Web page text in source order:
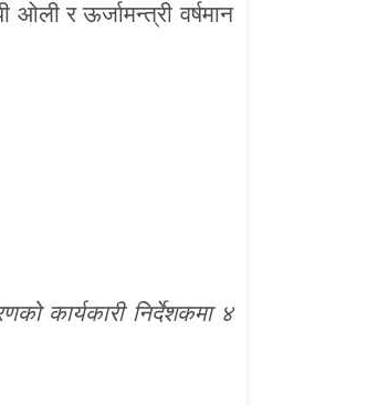
र ऊर्जामन्त्री वर्षमान
कार्यकारी निर्देशकमा ४